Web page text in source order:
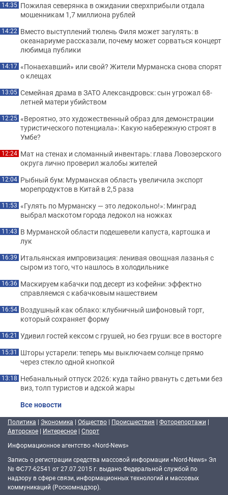
14:35 Пожилая северянка в ожидании сверхприбыли отдала
мошенникам 1,7 миллиона рублей
14:22 Вместо выступлений тюлень Филя может загулять: в
океанариуме рассказали, почему может сорваться концерт
любимца публики
14:17 «Понаехавший» или свой? Жители Мурманска снова спорят
о клещах
13:05 Семейная драма в ЗАТО Александровск: сын угрожал 68-
летней матери убийством
12:25 «Вероятно, это художественный образ для демонстрации
туристического потенциала»: Какую набережную строят в
Умбе?
12:24 Мат на стенах и сломанный инвентарь: глава Ловозерского
округа лично проверил жалобы жителей
12:04 Рыбный бум: Мурманская область увеличила экспорт
морепродуктов в Китай в 2,5 раза
11:53 «Гулять по Мурманску — это ледокольно!»: Минград
выбрал маскотом города ледокол на ножках
11:43 В Мурманской области подешевели капуста, картошка и
лук
16:39 Итальянская импровизация: ленивая овощная лазанья с
сыром из того, что нашлось в холодильнике
16:36 Маскируем кабачки под десерт из кофейни: эффектно
справляемся с кабачковым нашествием
16:54 Воздушный как облако: клубничный шифоновый торт,
который сохраняет форму
16:21 Удивил гостей кексом с грушей, но без груши: все в восторге
15:31 Шторы устарели: теперь мы выключаем солнце прямо
через стекло одной кнопкой
13:18 Небанальный отпуск 2026: куда тайно рвануть с детьми без
виз, толп туристов и адской жары
Все новости
Политика | Экономика | Общество | Происшествия | Фоторепортажи |
Авторское | Интересное | Спорт
Информационное агентство «Nord-News»
Запись о регистрации средства массовой информации «Nord-News» Эл
№ ФС77-62541 от 27.07.2015 г. выдано Федеральной службой по
надзору в сфере связи, информационных технологий и массовых
коммуникаций (Роскомнадзор).